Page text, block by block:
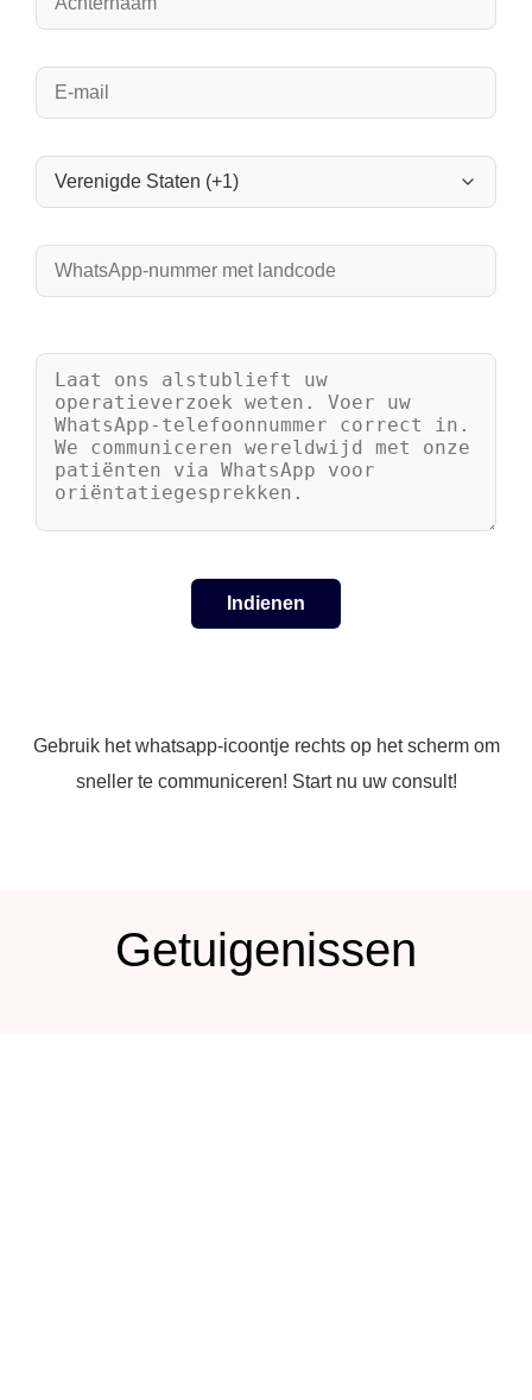
Gebruik het whatsapp-icoontje rechts op het scherm om
sneller te communiceren! Start nu uw consult!
Getuigenissen